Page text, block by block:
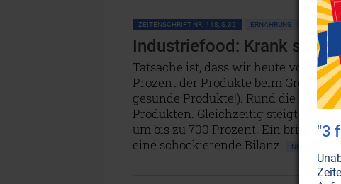
ZEITENSCHRIFT NR. 118, S.32 ERNÄHRUNG
Industriefood: Krank statt
Tatsache ist, dass wir heute von
Prozent der Produkte beim
gesunde Produkte!). Rund die
Produkten. Gleichzeitig steigt die
um bis zu 700 Prozent. Ein
eine schockierende Bilanz.
NICHT
"3